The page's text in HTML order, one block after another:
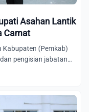
Asahan Lantik
Camat
Kabupaten (Pemkab)
pengisian jabatan